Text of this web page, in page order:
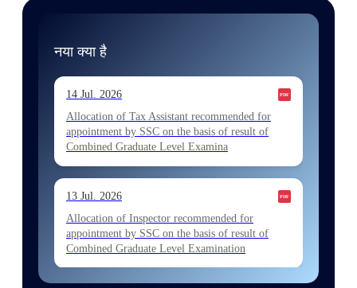
नया क्या है
14 Jul. 2026
Allocation of Tax Assistant recommended for
appointment by SSC on the basis of result of
Combined Graduate Level Examina
13 Jul. 2026
Allocation of Inspector recommended for
appointment by SSC on the basis of result of
Combined Graduate Level Examination